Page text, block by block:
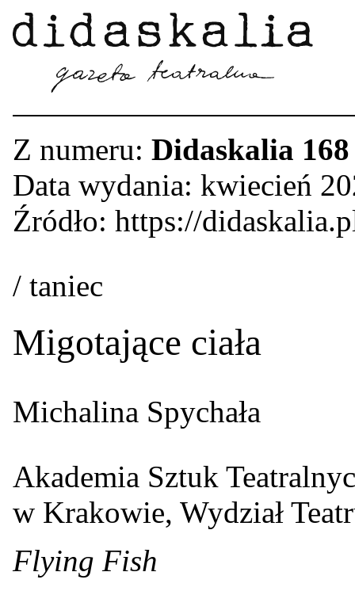
Z numeru: Didaskalia 168
Data wydania: kwiecień
Źródło: https://
/ taniec
Migotające ciała
Michalina Spychała
Akademia Sztuk
w Krakowie, Wydział
Flying Fish